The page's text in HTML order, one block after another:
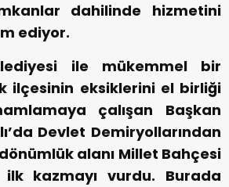
dahilinde hizmetini
ediyor.
ile mükemmel bir
ilçesinin eksiklerini el birliği
çalışan Başkan
Devlet Demiryollarından
alanı Millet Bahçesi
ilk kazmayı vurdu. Burada